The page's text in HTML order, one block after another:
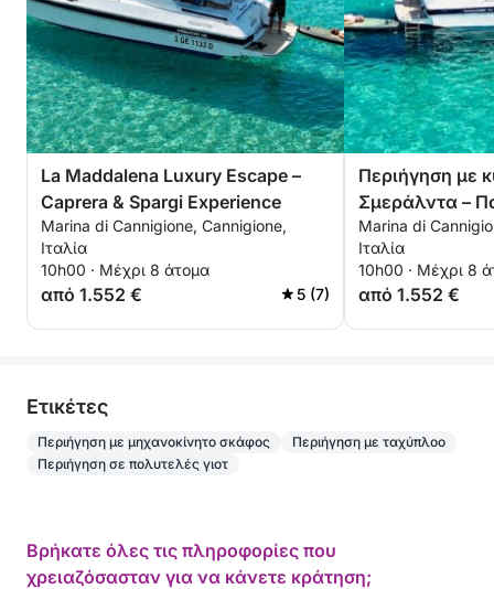
La Maddalena Luxury Escape –
Caprera & Spargi Experience
Marina di Cannigione, Cannigione,
Ιταλία
10h00 · Μέχρι 8 άτομα
από 1.552 € 5 (7)
Περιήγηση με
Σμεράλντα –
εμπειρία
Marina di
Ιταλία
10h00 · Μέχρι 8
από 1.552 €
Eτικέτες
Περιήγηση με μηχανοκίνητο σκάφος
Περιήγηση με ταχύπλοο
Περιήγηση σε πολυτελές γιοτ
Βρήκατε όλες τις πληροφορίες που
χρειαζόσασταν για να κάνετε κράτηση;